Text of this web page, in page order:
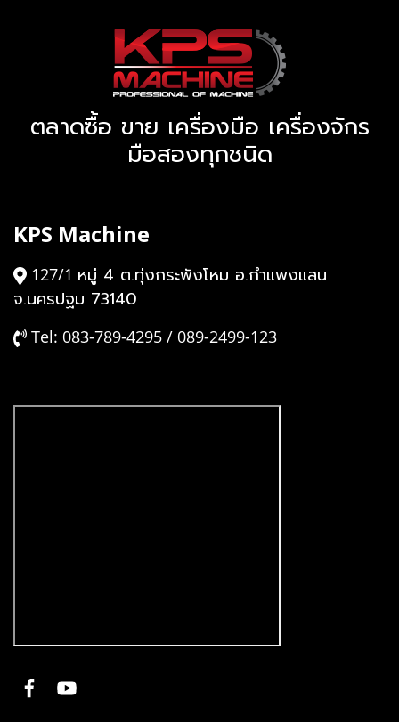
ตลาดซื้อ ขาย เครื่องมือ เครื่องจักร
มือสองทุกชนิด
KPS Machine
127/1 หมู่ 4 ต.ทุ่งกระพังโหม อ.กำแพงแสน
จ.นครปฐม 73140
Tel: 083-789-4295 / 089-2499-123